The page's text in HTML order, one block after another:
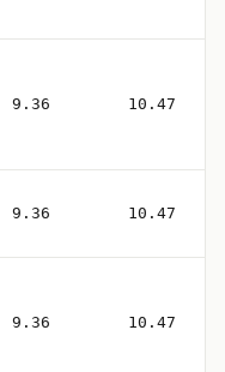
9.36 10.47
9.36 10.47
9.36 10.47